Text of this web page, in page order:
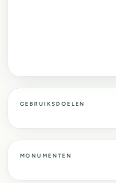
GEBRUIKSDOELEN
MONUMENTEN